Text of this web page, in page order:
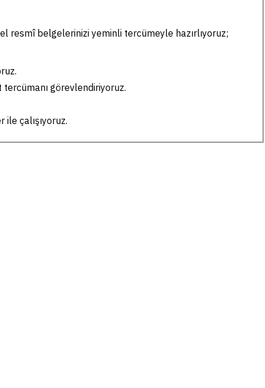
resmî belgelerinizi yeminli tercümeyle hazırlıyoruz;
görevlendiriyoruz.
çalışıyoruz.